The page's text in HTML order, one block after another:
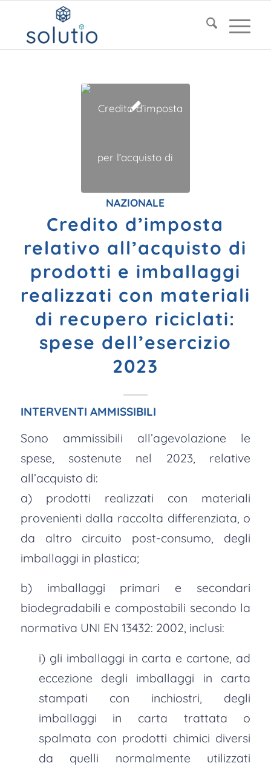
NAZIONALE
Credito d’imposta
relativo all’acquisto di
prodotti e imballaggi
realizzati con materiali
di recupero riciclati:
spese dell’esercizio
2023
INTERVENTI AMMISSIBILI
Sono ammissibili all’agevolazione le
spese, sostenute nel 2023, relative
all’acquisto di:
a) prodotti realizzati con materiali
provenienti dalla raccolta differenziata, o
da altro circuito post-consumo, degli
imballaggi in plastica;
b) imballaggi primari e secondari
biodegradabili e compostabili secondo la
normativa UNI EN 13432: 2002, inclusi:
i) gli imballaggi in carta e cartone, ad
eccezione degli imballaggi in carta
stampati con inchiostri, degli
imballaggi in carta trattata o
spalmata con prodotti chimici diversi
da quelli normalmente utilizzati